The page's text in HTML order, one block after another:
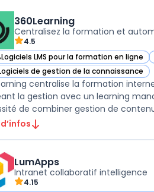
360Learning
Centralisez la formation et
4.5
Logiciels LMS pour la formation en ligne
360Learning dans cette catégorie
de gestion de la connaissance
360Learning dans cette catégorie
centralise la formation
la gestion avec un learning
LumApps
Intranet collaboratif intelligence
4.15